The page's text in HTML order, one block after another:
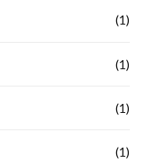
(1)
(1)
(1)
(1)